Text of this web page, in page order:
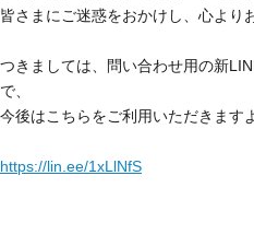
皆さまにご迷惑をおかけし、心より
つきましては、問い合わせ用の新
で、
今後はこちらをご利用いただきます
https://lin.ee/1xLlNfS